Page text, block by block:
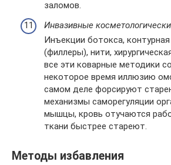
заломов.
Инвазивные
Инъекции ботокса,
(филлеры), нити,
все эти коварные методики
некоторое время иллюзию
самом деле форсируют
механизмы саморегуляции
мышцы, кровь отучаются
ткани быстрее стареют.
Методы избавления